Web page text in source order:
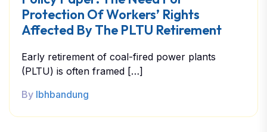
Protection Of Workers’ Rights
Affected By The PLTU Retirement
Early retirement of coal-fired power plants
(PLTU) is often framed […]
By lbhbandung